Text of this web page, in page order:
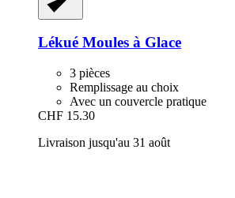
Lékué Moules à Glace
3 pièces
Remplissage au choix
Avec un couvercle pratique
CHF 15.30
Livraison jusqu'au 31 août